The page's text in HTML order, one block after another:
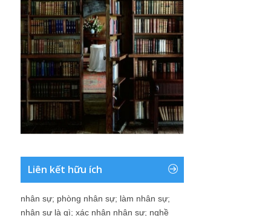
Liên kết hữu ích
nhân sự; phòng nhân sự; làm nhân sự;
nhân sự là gì; xác nhận nhân sự; nghề